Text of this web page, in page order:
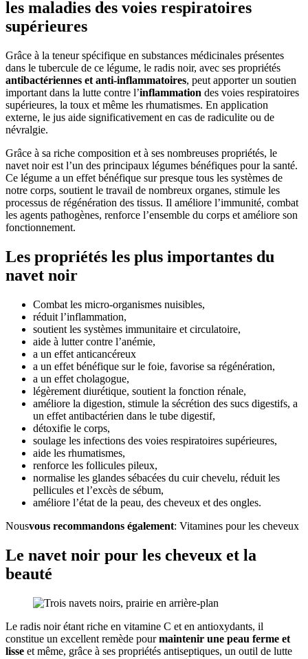
les maladies des voies respiratoires
supérieures
Grâce à la teneur spécifique en substances médicinales présentes
dans le tubercule de ce légume, le radis noir, avec ses propriétés
antibactériennes et anti-inflammatoires, peut apporter un soutien
important dans la lutte contre l’inflammation des voies respiratoires
supérieures, la toux et même les rhumatismes. En application
externe, le jus aide significativement en cas de radiculite ou de
névralgie.
Grâce à sa riche composition et à ses nombreuses propriétés, le
navet noir est l’un des principaux légumes bénéfiques pour la santé.
Ce légume a un effet bénéfique sur presque tous les systèmes de
notre corps, soutient le travail de nombreux organes, stimule les
processus de régénération des tissus. Il améliore l’immunité, combat
les agents pathogènes, renforce l’ensemble du corps et améliore son
fonctionnement.
Les propriétés les plus importantes du
navet noir
Combat les micro-organismes nuisibles,
réduit l’inflammation,
soutient les systèmes immunitaire et circulatoire,
aide à lutter contre l’anémie,
a un effet anticancéreux
a un effet bénéfique sur le foie, favorise sa régénération,
a un effet cholagogue,
légèrement diurétique, soutient la fonction rénale,
améliore la digestion, stimule la sécrétion des sucs digestifs, a
un effet antibactérien dans le tube digestif,
détoxifie le corps,
soulage les infections des voies respiratoires supérieures,
aide les rhumatismes,
renforce les follicules pileux,
normalise les glandes sébacées du cuir chevelu, réduit les
pellicules et l’excès de sébum,
améliore l’état de la peau, des cheveux et des ongles.
Nousvous recommandons également: Vitamines pour les cheveux
Le navet noir pour les cheveux et la
beauté
Le radis noir étant riche en vitamine C et en antioxydants, il
constitue un excellent remède pourmaintenir une peau ferme et
lisse et même, grâce à ses propriétés antiseptiques, un outil de lutte